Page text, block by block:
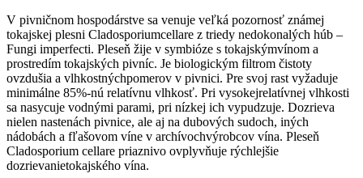
V pivničnom hospodárstve sa venuje veľká pozornosť známej
tokajskej plesni Cladosporiumcellare z triedy nedokonalých húb –
Fungi imperfecti. Pleseň žije v symbióze s tokajskýmvínom a
prostredím tokajských pivníc. Je biologickým filtrom čistoty
ovzdušia a vlhkostnýchpomerov v pivnici. Pre svoj rast vyžaduje
minimálne 85%-nú relatívnu vlhkosť. Pri vysokejrelatívnej vlhkosti
sa nasycuje vodnými parami, pri nízkej ich vypudzuje. Dozrieva
nielen nastenách pivnice, ale aj na dubových sudoch, iných
nádobách a fľašovom víne v archívochvýrobcov vína. Pleseň
Cladosporium cellare priaznivo ovplyvňuje rýchlejšie
dozrievanietokajského vína.